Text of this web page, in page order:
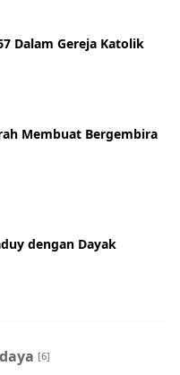
Dalam Gereja Katolik
Membuat Bergembira
[6]